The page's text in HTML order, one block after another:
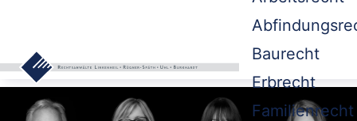
Baurecht
Erbrecht
Familienrecht